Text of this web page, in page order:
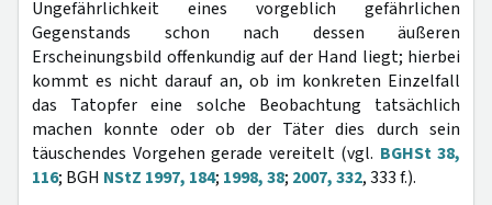
Ungefährlichkeit eines vorgeblich gefährlichen
Gegenstands schon nach dessen äußeren
Erscheinungsbild offenkundig auf der Hand liegt; hierbei
kommt es nicht darauf an, ob im konkreten Einzelfall
das Tatopfer eine solche Beobachtung tatsächlich
machen konnte oder ob der Täter dies durch sein
täuschendes Vorgehen gerade vereitelt (vgl. BGHSt 38,
116; BGH NStZ 1997, 184; 1998, 38; 2007, 332, 333 f.).